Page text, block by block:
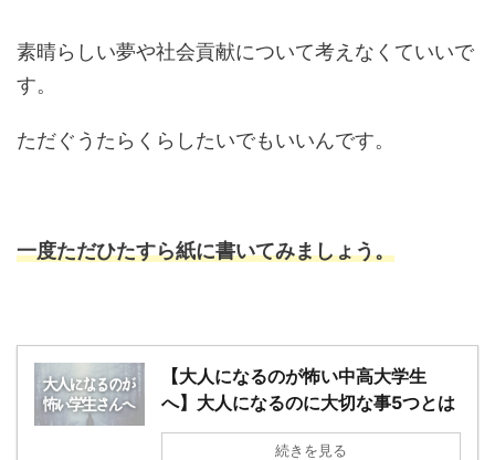
素晴らしい夢や社会貢献について考えなくていいで
す。
ただぐうたらくらしたいでもいいんです。
一度ただひたすら紙に書いてみましょう。
【大人になるのが怖い中高大学生
へ】大人になるのに大切な事5つとは
続きを見る